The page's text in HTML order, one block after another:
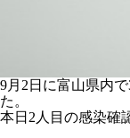
9月2日に富山県内
た。
本日2人目の感染確